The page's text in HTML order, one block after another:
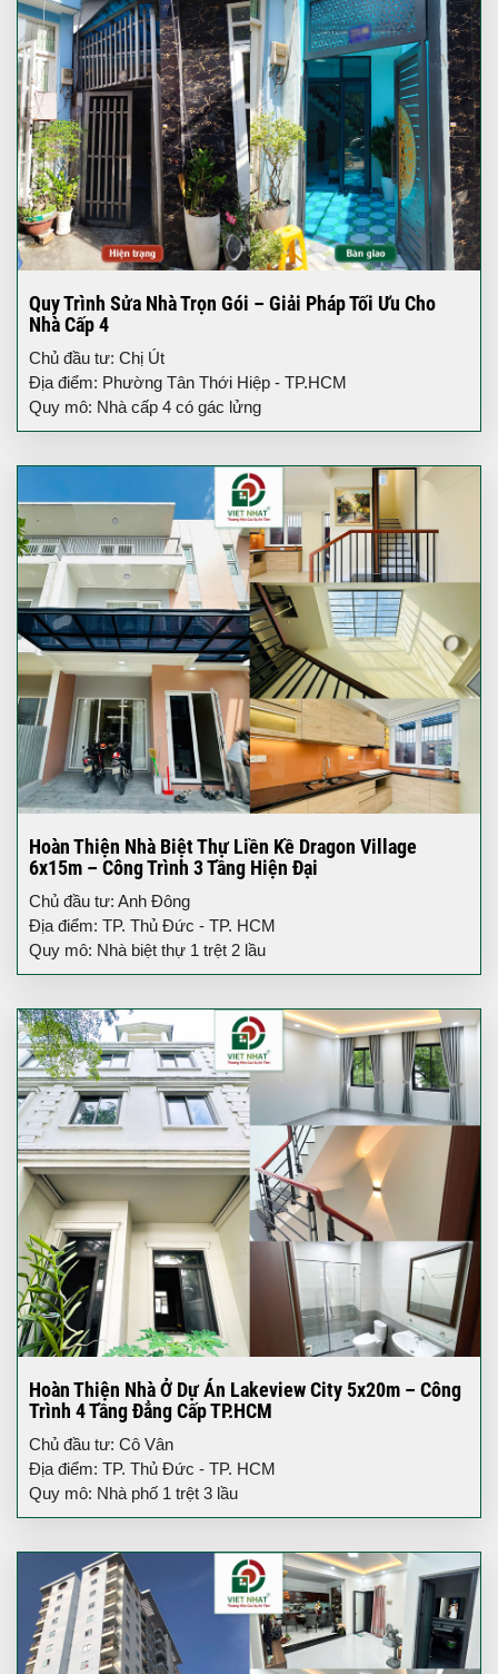
Quy Trình Sửa Nhà Trọn Gói – Giải Pháp Tối Ưu Cho
Nhà Cấp 4
Chủ đầu tư: Chị Út
Địa điểm: Phường Tân Thới Hiệp - TP.HCM
Quy mô: Nhà cấp 4 có gác lửng
Hoàn Thiện Nhà Biệt Thự Liền Kề Dragon Village
6x15m – Công Trình 3 Tầng Hiện Đại
Chủ đầu tư: Anh Đông
Địa điểm: TP. Thủ Đức - TP. HCM
Quy mô: Nhà biệt thự 1 trệt 2 lầu
Hoàn Thiện Nhà Ở Dự Án Lakeview City 5x20m – Công
Trình 4 Tầng Đẳng Cấp TP.HCM
Chủ đầu tư: Cô Vân
Địa điểm: TP. Thủ Đức - TP. HCM
Quy mô: Nhà phố 1 trệt 3 lầu